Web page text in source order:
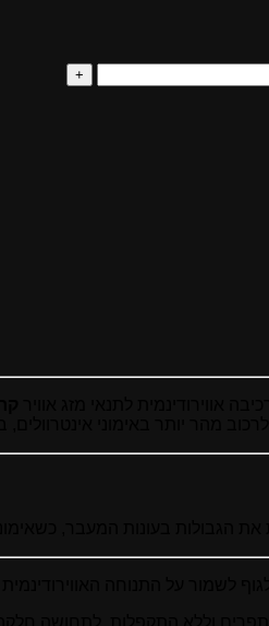
הגבולות בעונות המעבר,